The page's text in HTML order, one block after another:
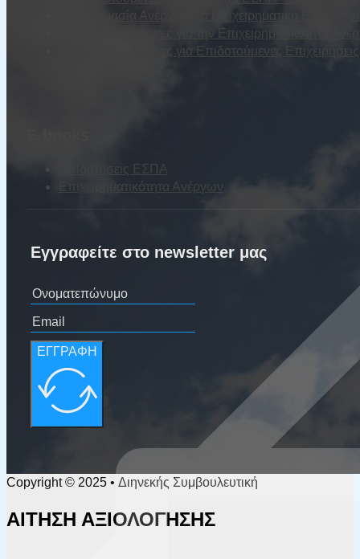
Προετοιμασία Ανέργου για Επιχειρηματική
Επιλέξιμες Δαπάνες για την Επιχειρηματικότητα
Επιλέξιμες Δαπάνες για Επιδοτούμενες
Επιδοτήσεις ΕΣΠΑ
Επιχειρηματικότητα Ανέργων
Εγγραφείτε στο newsletter μας
ΕΓΓΡΑΦΗ
Copyright © 2025 • Διηνεκής Συμβουλευτική
ΑΙΤΗΣΗ ΑΞΙΟΛΟΓΗΣΗΣ